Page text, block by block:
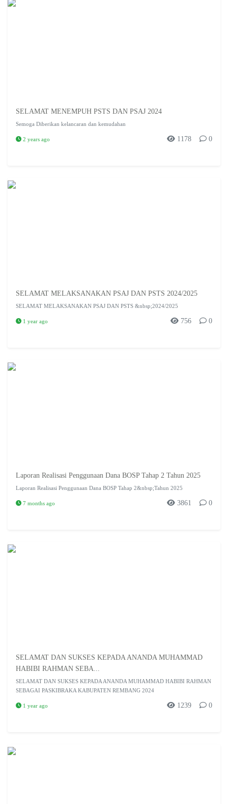
SELAMAT MENEMPUH PSTS DAN PSAJ 2024
Semoga Diberikan kelancaran dan kemudahan
2 years ago 0
1178
SELAMAT MELAKSANAKAN PSAJ DAN PSTS 2024/2025
SELAMAT MELAKSANAKAN PSAJ DAN PSTS &nbsp;2024/2025
1 year ago 0
756
Laporan Realisasi Penggunaan Dana BOSP Tahap 2 Tahun 2025
Laporan Realisasi Penggunaan Dana BOSP Tahap 2&nbsp;Tahun 2025
7 months ago 0
3861
SELAMAT DAN SUKSES KEPADA ANANDA MUHAMMAD
HABIBI RAHMAN SEBA...
SELAMAT DAN SUKSES KEPADA ANANDA MUHAMMAD HABIBI RAHMAN
SEBAGAI PASKIBRAKA KABUPATEN REMBANG 2024
1 year ago 0
1239